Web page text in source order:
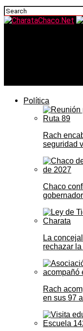
Política
Rach
seguridad
Chaco
La
rechazar
Rach
en sus 97